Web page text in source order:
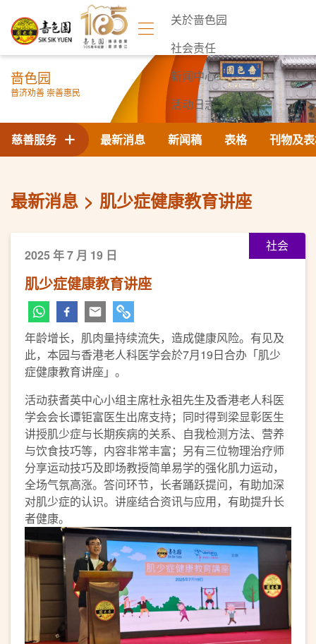
关於啬色园
社会责任
新闻中心
活动日志
联络我们
啬色园
普济劝善 崇善惠民
最新消息 新闻稿 表格 刊物及
慈善服务
最新消息 肌少症健康教育讲座
社会
2025 年 7 月 19 日
肌少症健康教育讲座
年龄增长，肌肉量持续流失，造成健康风险。有见及
此，本园与香港老人科医学会於7月19日合办「肌少
症健康教育讲座」。
活动获耆英中心小组主席杜永祖先生及香港老人科医
学会会长谭钜富医生出席支持；同时得到梁显彰医生
讲授肌少症与长期疾病的关系、自我检测方法、营养
与饮食技巧等，内容非常丰富；另有三位物理治疗师
分享运动技巧及即场教授简单易学的强化肌力运动，
全场气氛高涨。答问环节，长者踊跃提问，有助加深
对肌少症的认识。讲座结合资讯与应用，有助提升长
者健康。